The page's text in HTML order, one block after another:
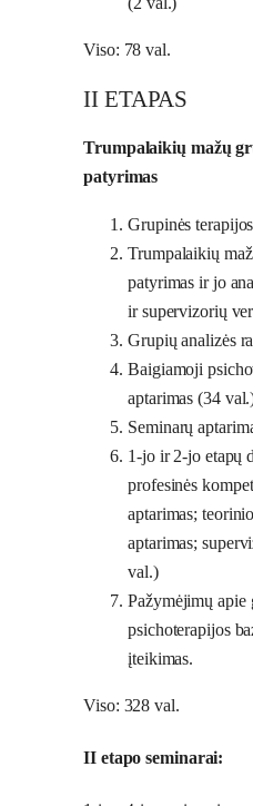
Viso: 78 val.
II ETAPAS
Trumpalaikių mažų
patyrimas
Grupinės
Trumpalaikių
patyrimas ir jo
ir supervizorių
Grupių analizės
Baigiamoji
aptarimas (34
Seminarų
1-jo ir 2-jo etapų
profesinės
aptarimas;
aptarimas;
val.)
Pažymėjimų apie
psichoterapijos
įteikimas.
Viso: 328 val.
II etapo seminarai: